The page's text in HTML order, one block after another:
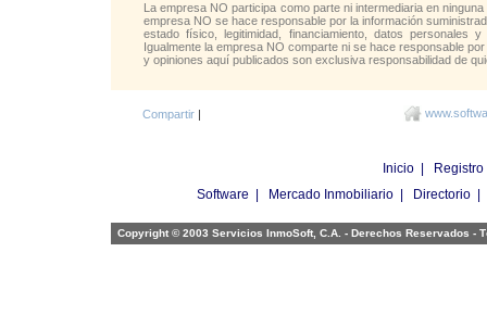
La empresa NO participa como parte ni intermediaria en
empresa NO se hace responsable por la información
estado físico, legitimidad, financiamiento, datos personales
Igualmente la empresa NO comparte ni se hace responsable
y opiniones aquí publicados son exclusiva responsabilidad de
Compartir |
Inicio Registro
Software
Mercado Inmobiliario Directorio
Copyright © 2003 Servicios InmoSoft, C.A. - Derechos Reservados -